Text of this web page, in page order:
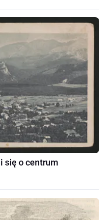
się o centrum